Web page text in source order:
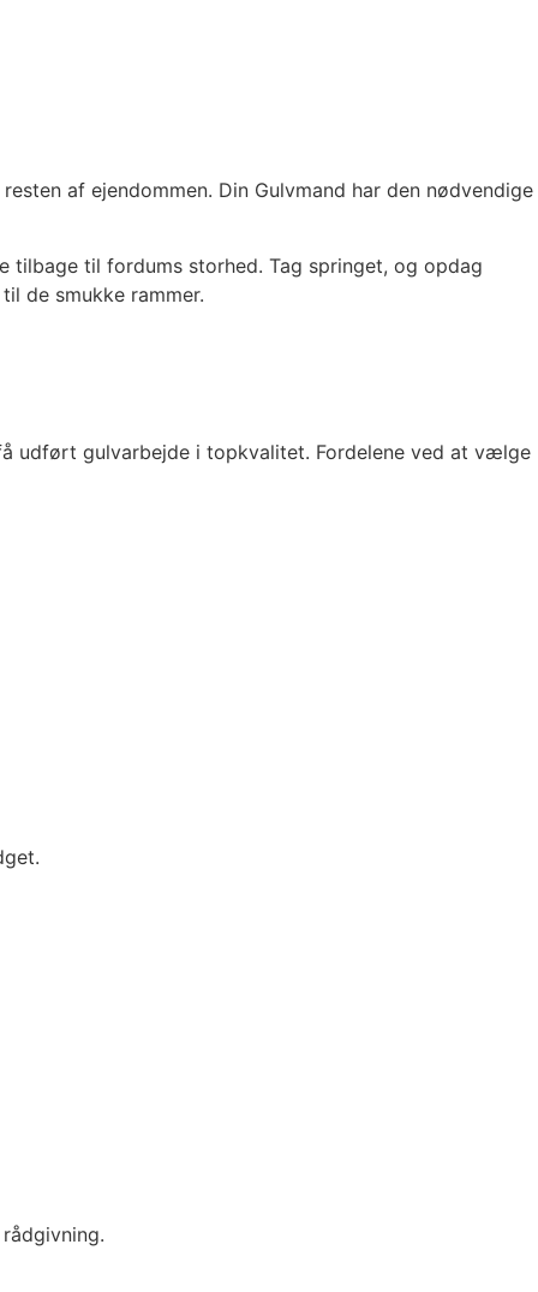
af ejendommen. Din Gulvmand har den nødvendige
til fordums storhed. Tag springet, og opdag
de smukke rammer.
udført gulvarbejde i topkvalitet. Fordelene ved at vælge